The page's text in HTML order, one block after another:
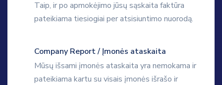
Taip, ir po apmokėjimo jūsų sąskaita faktūra
pateikiama tiesiogiai per atsisiuntimo nuorodą.
Company Report / Įmonės ataskaita
Mūsų išsami įmonės ataskaita yra nemokama ir
pateikiama kartu su visais įmonės išrašo ir